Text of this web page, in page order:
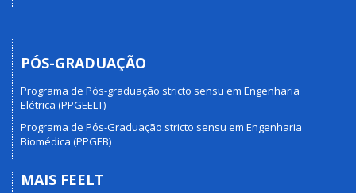
PÓS-GRADUAÇÃO
Programa de Pós-graduação stricto sensu em Engenharia
Elétrica (PPGEELT)
Programa de Pós-Graduação stricto sensu em Engenharia
Biomédica (PPGEB)
MAIS FEELT